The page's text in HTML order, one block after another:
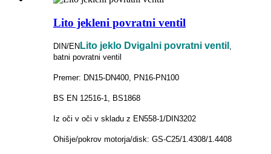
Lito jekleni povratni ventil
DIN/EN Lito jeklo Dvigalni povratni ventil ,
batni povratni ventil
Premer: DN15-DN400, PN16-PN100
BS EN 12516-1, BS1868
Iz oči v oči v skladu z EN558-1/DIN3202
Ohišje/pokrov motorja/disk: GS-C25/1.4308/1.4408